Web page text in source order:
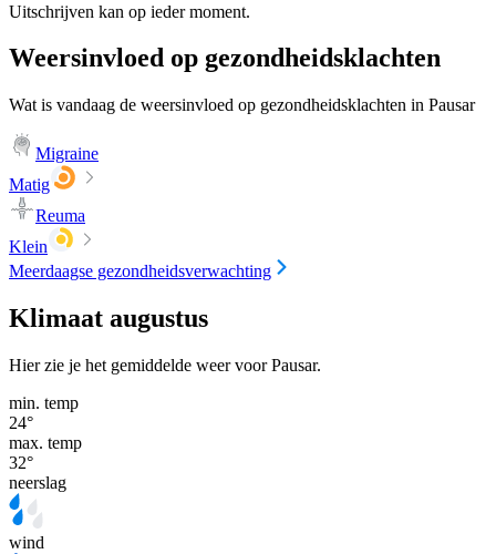
Uitschrijven kan op ieder moment.
Weersinvloed op gezondheidsklachten
Wat is vandaag de weersinvloed op gezondheidsklachten in Pausar
Migraine
Matig
Reuma
Klein
Meerdaagse gezondheidsverwachting
Klimaat augustus
Hier zie je het gemiddelde weer voor Pausar.
min. temp
24°
max. temp
32°
neerslag
wind